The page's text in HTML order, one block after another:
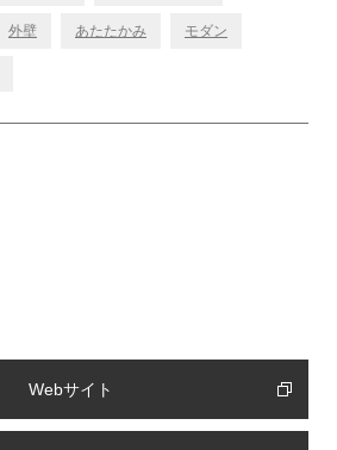
外壁 あたたかみ モダン
Webサイト